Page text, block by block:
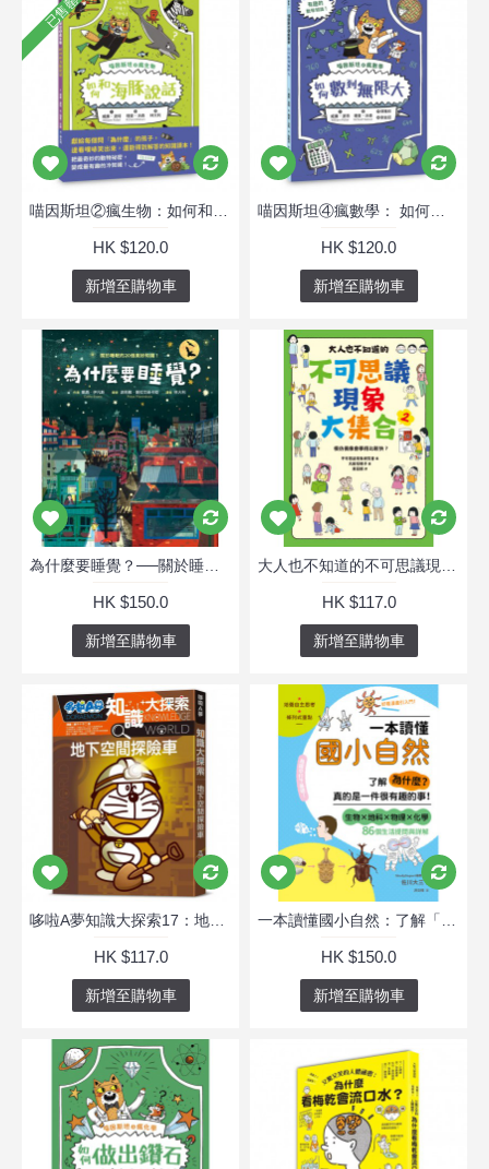
已售罄
HK $120.0
新增至購物車
HK $120.0
新增至購物車
HK $150.0
新增至購物車
HK $117.0
新增至購物車
HK $117.0
新增至購物車
HK $150.0
新增至購物車